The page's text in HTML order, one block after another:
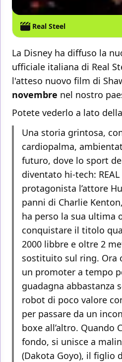
Real Steel
La Disney ha diffuso la
ufficiale italiana di Real
l'atteso nuovo film di
novembre nel nostro
Potete vederlo a lato
Una storia grintosa,
cardiopalma,
futuro, dove lo sport
diventato hi-tech: REAL
protagonista l’attore
panni di Charlie
ha perso la sua ultima
conquistare il titolo
2000 libbre e oltre 2
sostituito sul ring. Ora
un promoter a tempo
guadagna abbastanza
robot di poco valore
per passare da un
boxe all’altro. Quando
fondo, si unisce a
(Dakota Goyo), il figlio